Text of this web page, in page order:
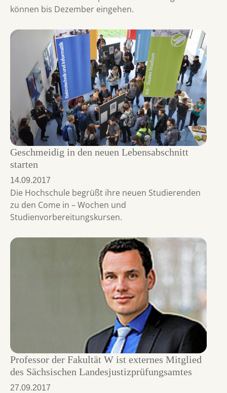
können bis Dezember eingehen.
Geschmeidig in den neuen Lebensabschnitt
starten
14.09.2017
Die Hochschule begrüßt ihre neuen Studierenden
zu den Come in – Wochen und
Studienvorbereitungskursen.
Professor der Fakultät W ist externes Mitglied
des Sächsischen Landesjustizprüfungsamtes
27.09.2017